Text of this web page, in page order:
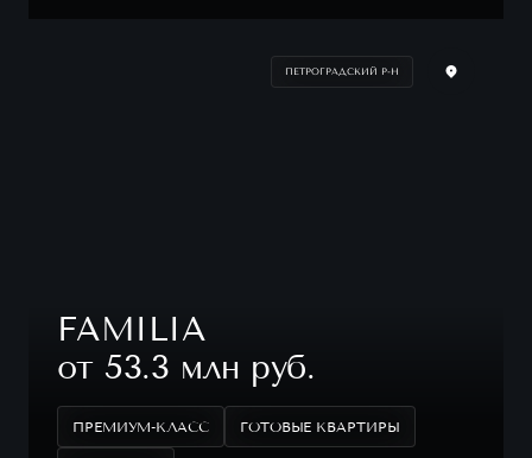
ПЕТРОГРАДСКИЙ Р-Н
FAMILIA
от 53.3 млн руб.
ПРЕМИУМ-КЛАСС ГОТОВЫЕ КВАРТИРЫ